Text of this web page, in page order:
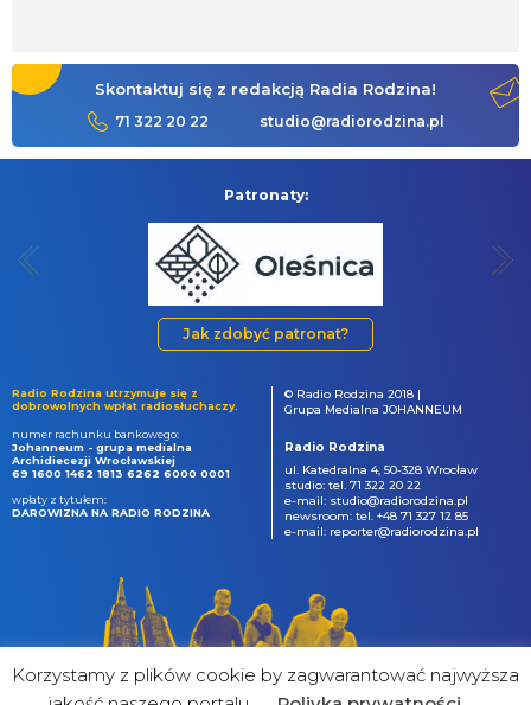
Skontaktuj się z redakcją Radia Rodzina!
71 322 20 22 studio@radiorodzina.pl
Patronaty:
Jak zdobyć patronat?
Radio Rodzina utrzymuje się z
dobrowolnych wpłat radiosłuchaczy.
numer rachunku bankowego:
Johanneum - grupa medialna
Archidiecezji Wrocławskiej
69 1600 1462 1813 6262 6000 0001
wpłaty z tytułem:
DAROWIZNA NA RADIO RODZINA
© Radio Rodzina 2018 |
Grupa Medialna JOHANNEUM
Radio Rodzina
ul. Katedralna 4, 50-328 Wrocław
studio: tel. 71 322 20 22
e-mail: studio@radiorodzina.pl
newsroom: tel. +48 71 327 12 85
e-mail: reporter@radiorodzina.pl
Korzystamy z plików cookie by zagwarantować najwyższa